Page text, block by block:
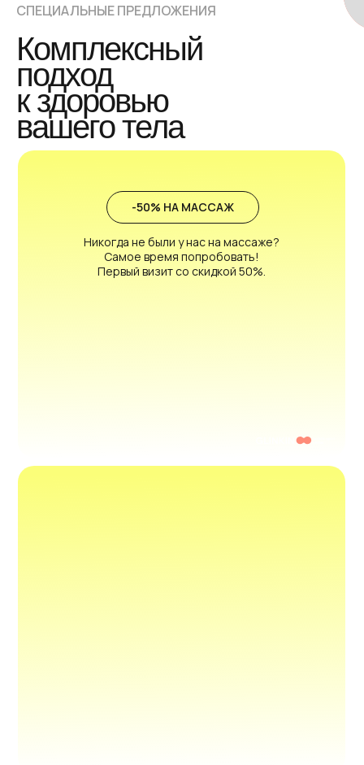
СПЕЦИАЛЬНЫЕ ПРЕДЛОЖЕНИЯ
Комплексный
подход
к здоровью
вашего тела
-50% НА МАССАЖ
Никогда не были у нас на массаже?
Самое время попробовать!
Первый визит со скидкой 50%.